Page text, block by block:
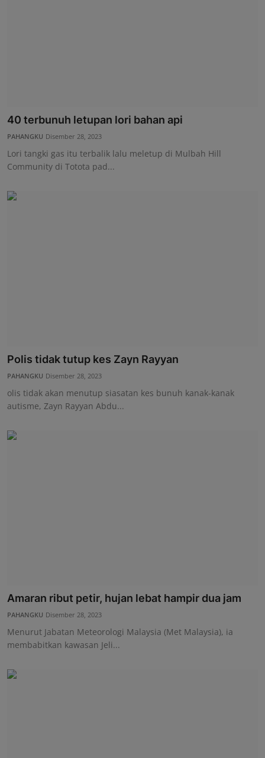
40 terbunuh letupan lori bahan api
PAHANGKU Disember 28, 2023
Lori tangki gas itu terbalik lalu meletup di Mulbah Hill
Community di Totota pad...
Polis tidak tutup kes Zayn Rayyan
PAHANGKU Disember 28, 2023
olis tidak akan menutup siasatan kes bunuh kanak-kanak
autisme, Zayn Rayyan Abdu...
Amaran ribut petir, hujan lebat hampir dua jam
PAHANGKU Disember 28, 2023
Menurut Jabatan Meteorologi Malaysia (Met Malaysia), ia
membabitkan kawasan Jeli...